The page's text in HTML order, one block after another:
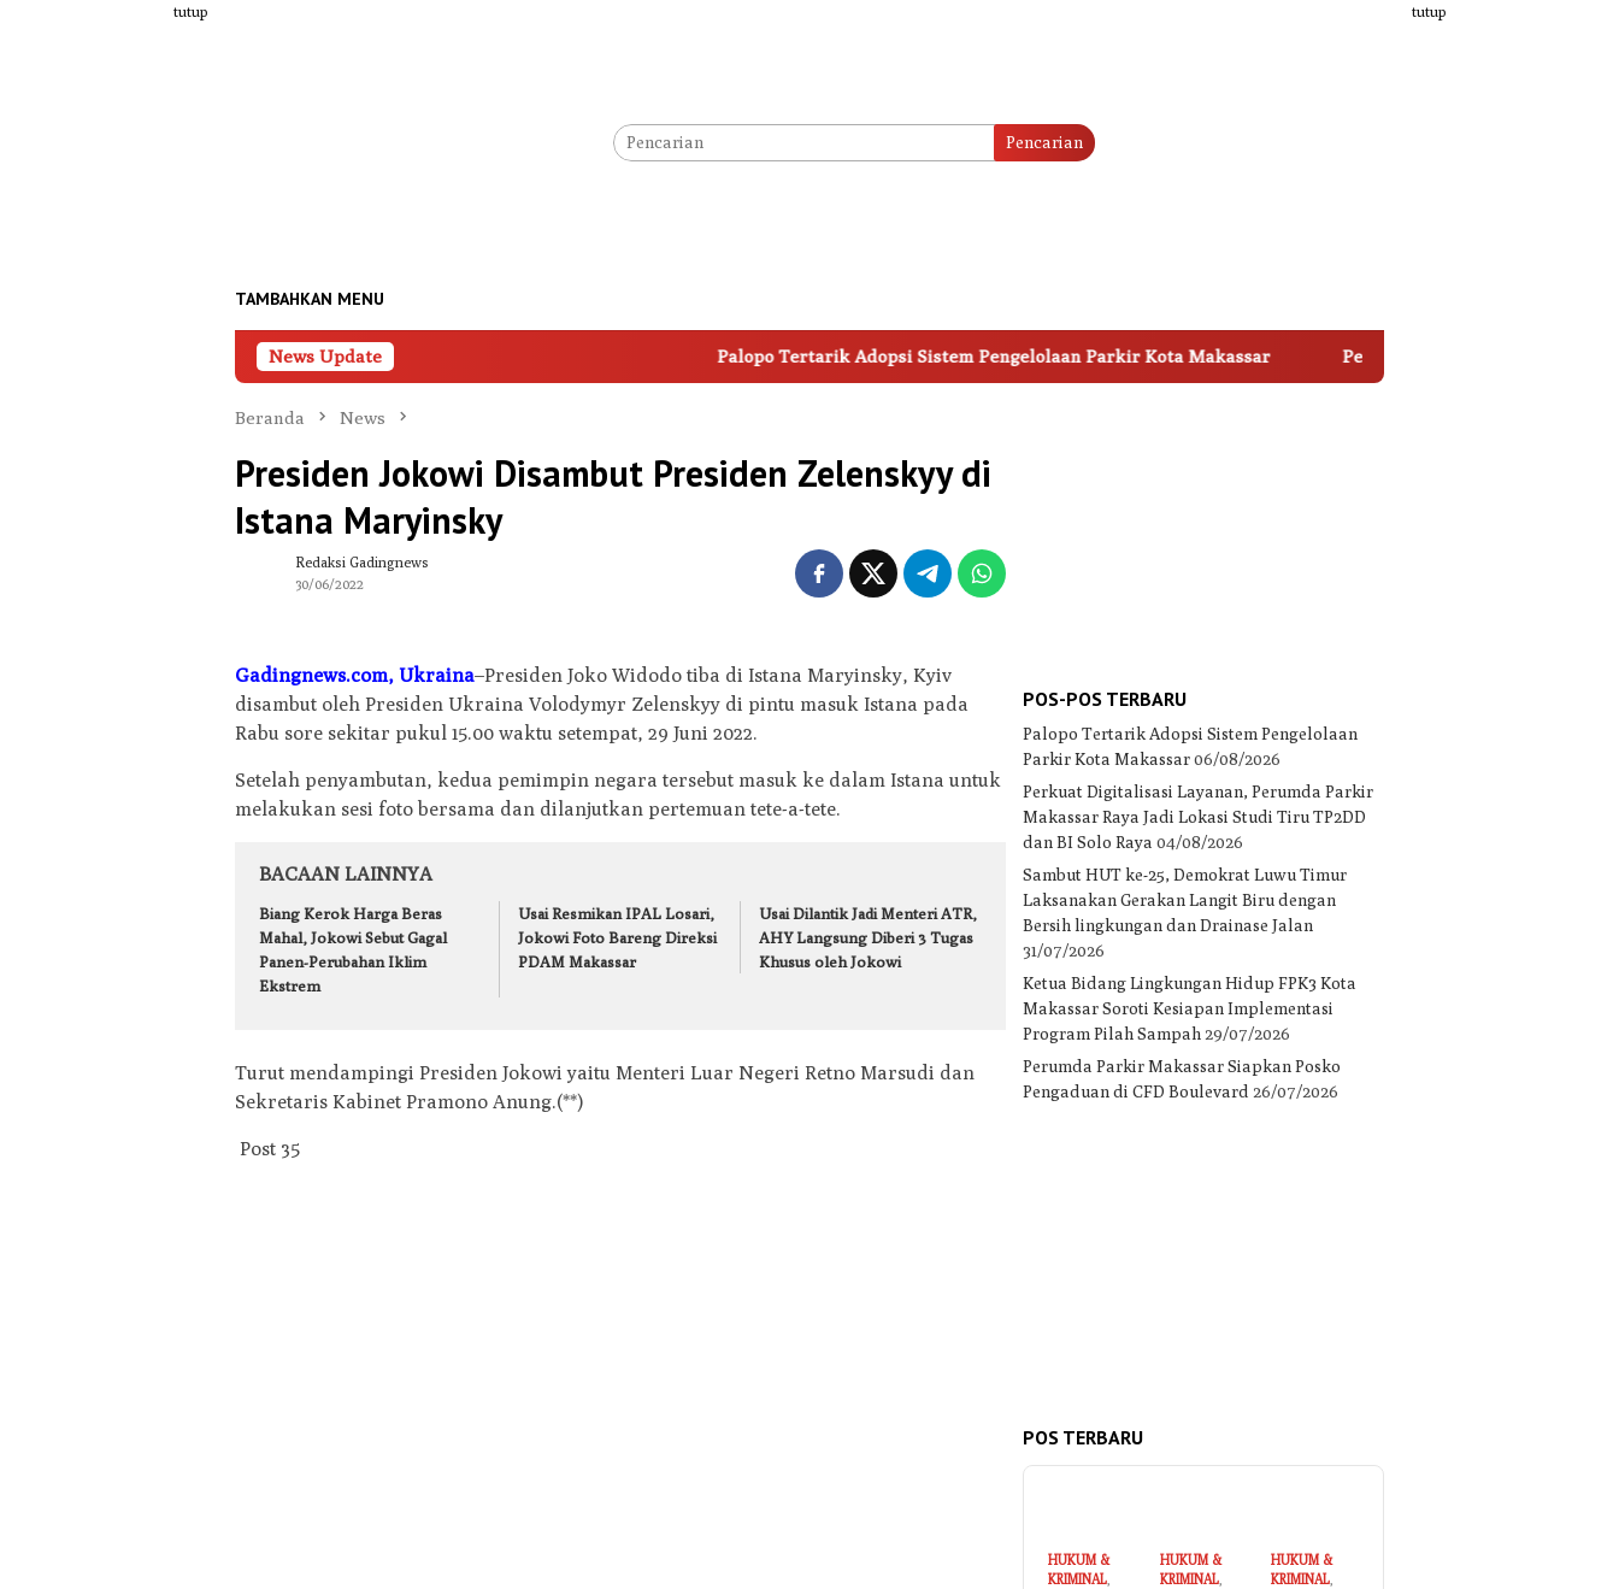
tutup tutup
Pencarian
TAMBAHKAN MENU
News Update Palopo Tertarik Adopsi Sistem Pengelolaan Parkir Kota Makassar Perkuat Digitalisasi Layanan, Perumda
Beranda News
Presiden Jokowi Disambut Presiden Zelenskyy di
Istana Maryinsky
Redaksi Gadingnews
30/06/2022
Gadingnews.com, Ukraina–Presiden Joko Widodo tiba di Istana Maryinsky, Kyiv
disambut oleh Presiden Ukraina Volodymyr Zelenskyy di pintu masuk Istana pada
Rabu sore sekitar pukul 15.00 waktu setempat, 29 Juni 2022.
Setelah penyambutan, kedua pemimpin negara tersebut masuk ke dalam Istana untuk
melakukan sesi foto bersama dan dilanjutkan pertemuan tete-a-tete.
BACAAN LAINNYA
Biang Kerok Harga Beras
Mahal, Jokowi Sebut Gagal
Panen-Perubahan Iklim
Ekstrem
Usai Resmikan IPAL Losari,
Jokowi Foto Bareng Direksi
PDAM Makassar
Usai Dilantik Jadi Menteri ATR,
AHY Langsung Diberi 3 Tugas
Khusus oleh Jokowi
Turut mendampingi Presiden Jokowi yaitu Menteri Luar Negeri Retno Marsudi dan
Sekretaris Kabinet Pramono Anung.(**)
Post 35
POS-POS TERBARU
Palopo Tertarik Adopsi Sistem Pengelolaan
Parkir Kota Makassar 06/08/2026
Perkuat Digitalisasi Layanan, Perumda Parkir
Makassar Raya Jadi Lokasi Studi Tiru TP2DD
dan BI Solo Raya 04/08/2026
Sambut HUT ke-25, Demokrat Luwu Timur
Laksanakan Gerakan Langit Biru dengan
Bersih lingkungan dan Drainase Jalan
31/07/2026
Ketua Bidang Lingkungan Hidup FPK3 Kota
Makassar Soroti Kesiapan Implementasi
Program Pilah Sampah 29/07/2026
Perumda Parkir Makassar Siapkan Posko
Pengaduan di CFD Boulevard 26/07/2026
POS TERBARU
HUKUM &
KRIMINAL
HUKUM &
KRIMINAL,
HUKUM &
KRIMINAL